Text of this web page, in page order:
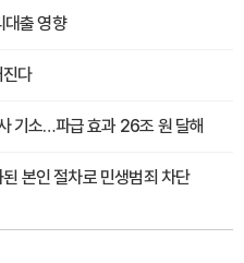
출 영향
진다
기소…파급 효과 26조 원 달해
본인 절차로 민생범죄 차단